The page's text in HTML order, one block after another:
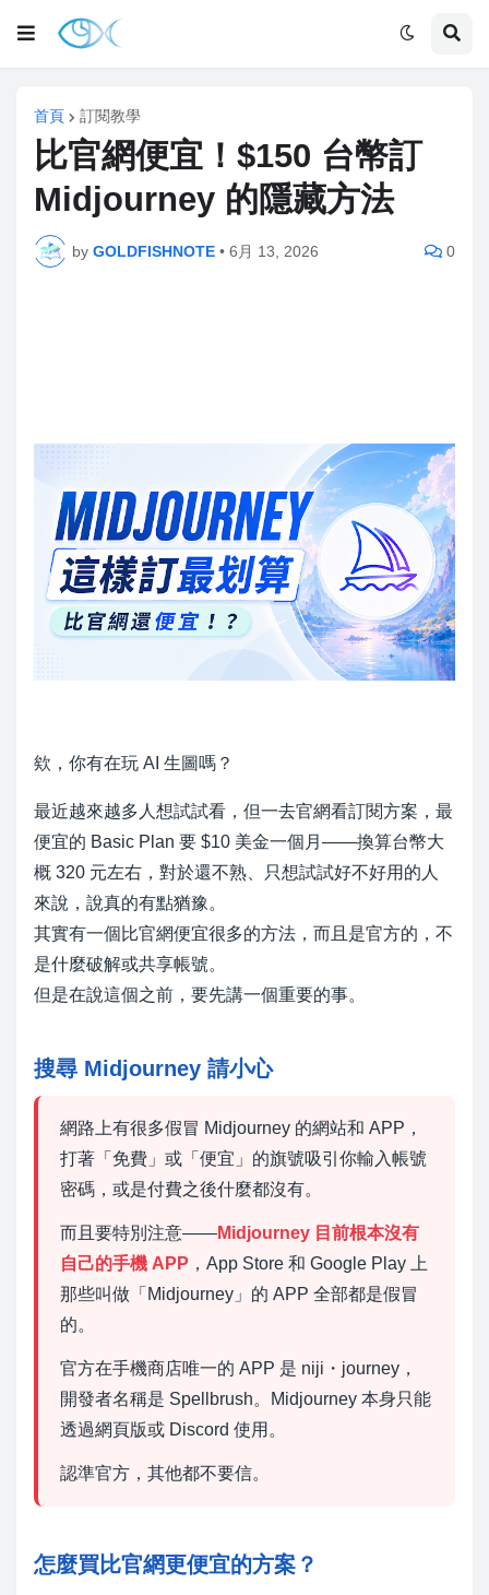
首頁 訂閱教學
比官網便宜！$150 台幣訂
Midjourney 的隱藏方法
by GOLDFISHNOTE • 6月 13, 2026 0
欸，你有在玩 AI 生圖嗎？
最近越來越多人想試試看，但一去官網看訂閱方案，最
便宜的 Basic Plan 要 $10 美金一個月——換算台幣大
概 320 元左右，對於還不熟、只想試試好不好用的人
來說，說真的有點猶豫。
其實有一個比官網便宜很多的方法，而且是官方的，不
是什麼破解或共享帳號。
但是在說這個之前，要先講一個重要的事。
搜尋 Midjourney 請小心
網路上有很多假冒 Midjourney 的網站和 APP，
打著「免費」或「便宜」的旗號吸引你輸入帳號
密碼，或是付費之後什麼都沒有。
而且要特別注意——Midjourney 目前根本沒有
自己的手機 APP ，App Store 和 Google Play 上
那些叫做「Midjourney」的 APP 全部都是假冒
的。
官方在手機商店唯一的 APP 是 niji・journey，
開發者名稱是 Spellbrush。Midjourney 本身只能
透過網頁版或 Discord 使用。
認準官方，其他都不要信。
怎麼買比官網更便宜的方案？